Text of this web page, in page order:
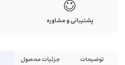
پشتیبانی و مشاوره
توضیحات جزئیات محصول